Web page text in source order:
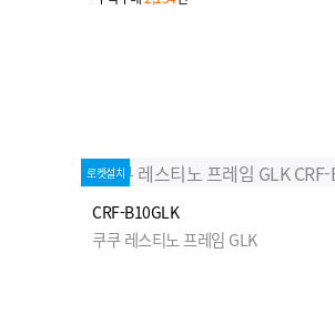
로켓설치
CRF-B10GLK
쿠쿠 레스티노 프레임 GLK